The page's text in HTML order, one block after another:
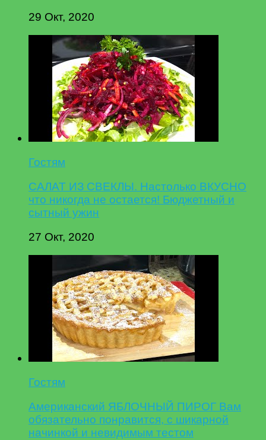
29 Окт, 2020
Гостям
САЛАТ ИЗ СВЕКЛЫ. Настолько ВКУСНО
что никогда не остается! Бюджетный и
сытный ужин
27 Окт, 2020
Гостям
Американский ЯБЛОЧНЫЙ ПИРОГ Вам
обязательно понравится, с шикарной
начинкой и невидимым тестом